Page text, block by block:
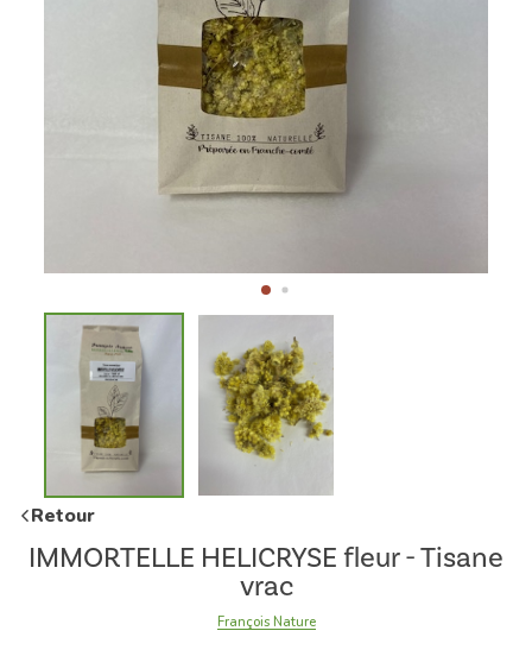
Retour
IMMORTELLE HELICRYSE fleur - Tisane
vrac
François Nature